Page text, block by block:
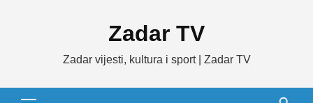
Zadar TV
Zadar vijesti, kultura i sport | Zadar TV